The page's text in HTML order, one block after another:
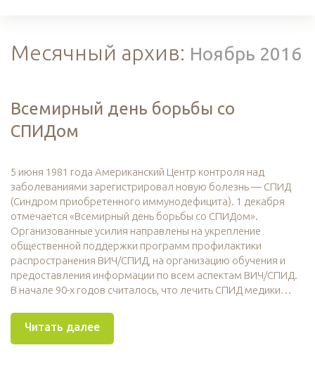
Месячный архив: Ноябрь 2016
Всемирный день борьбы со
СПИДом
5 июня 1981 года Американский Центр контроля над
заболеваниями зарегистрировал новую болезнь — СПИД
(Синдром приобретенного иммунодефицита). 1 декабря
отмечается «Всемирный день борьбы со СПИДом».
Организованные усилия направлены на укрепление
общественной поддержки программ профилактики
распространения ВИЧ/СПИД, на организацию обучения и
предоставления информации по всем аспектам ВИЧ/СПИД.
В начале 90-х годов считалось, что лечить СПИД медики…
Читать далее